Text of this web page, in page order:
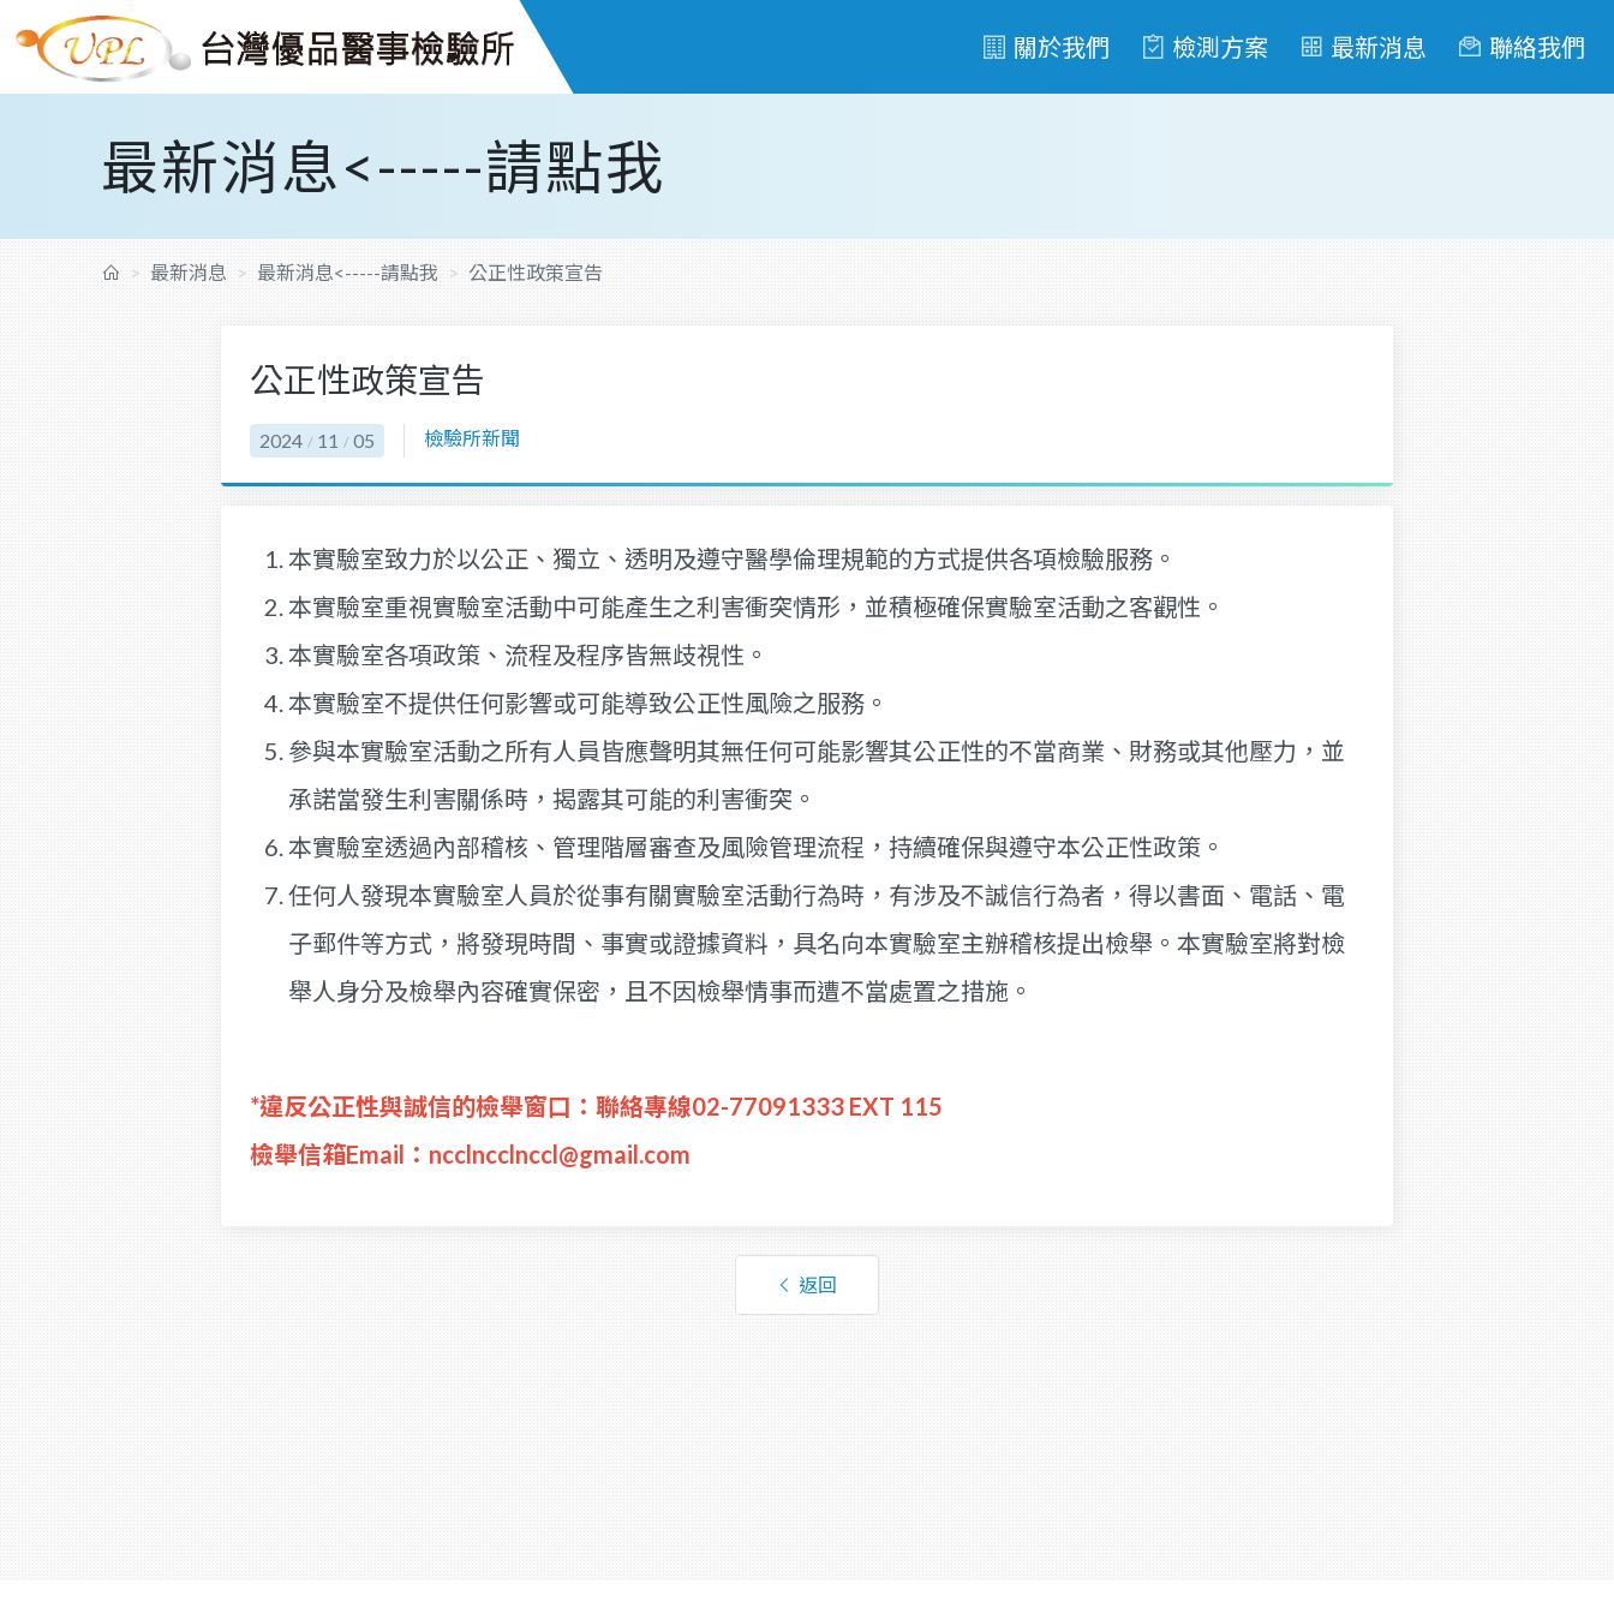
關於我們 檢測方案 最新消息 聯絡我們
最新消息<-----請點我
最新消息 最新消息<-----請點我 公正性政策宣告
公正性政策宣告
2024 / 11 / 05 檢驗所新聞
本實驗室致力於以公正、獨立、透明及遵守醫學倫理規範的方式提供各項檢驗服務。
本實驗室重視實驗室活動中可能產生之利害衝突情形，並積極確保實驗室活動之客觀性。
本實驗室各項政策、流程及程序皆無歧視性。
本實驗室不提供任何影響或可能導致公正性風險之服務。
參與本實驗室活動之所有人員皆應聲明其無任何可能影響其公正性的不當商業、財務或其他壓力，並
承諾當發生利害關係時，揭露其可能的利害衝突。
本實驗室透過內部稽核、管理階層審查及風險管理流程，持續確保與遵守本公正性政策。
任何人發現本實驗室人員於從事有關實驗室活動行為時，有涉及不誠信行為者，得以書面、電話、電
子郵件等方式，將發現時間、事實或證據資料，具名向本實驗室主辦稽核提出檢舉。本實驗室將對檢
舉人身分及檢舉內容確實保密，且不因檢舉情事而遭不當處置之措施。
*違反公正性與誠信的檢舉窗口：聯絡專線02-77091333 EXT 115
檢舉信箱Email：ncclncclnccl@gmail.com
返回